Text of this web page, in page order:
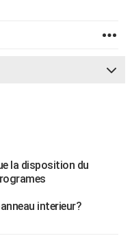
la disposition du
interieur?